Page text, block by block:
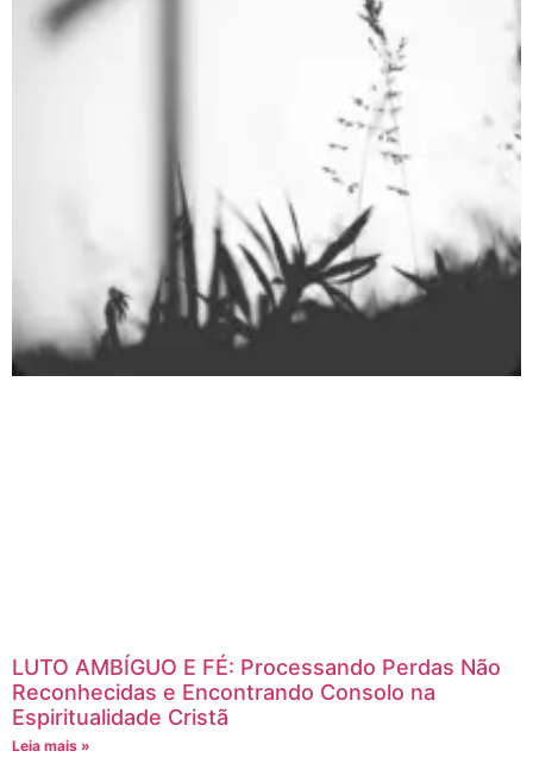
LUTO AMBÍGUO E FÉ: Processando Perdas Não
Reconhecidas e Encontrando Consolo na
Espiritualidade Cristã
Leia mais »